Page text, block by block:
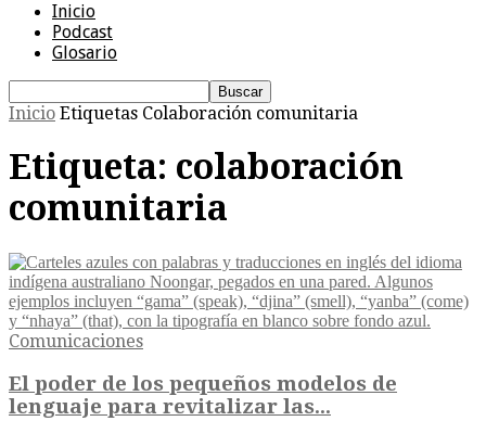
Inicio
Podcast
Glosario
Inicio Etiquetas Colaboración comunitaria
Etiqueta: colaboración
comunitaria
Comunicaciones
El poder de los pequeños modelos de
lenguaje para revitalizar las...